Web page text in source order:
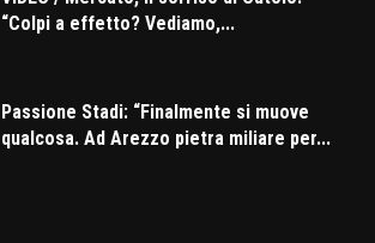
“Colpi a effetto? Vediamo,...
Passione Stadi: “Finalmente si muove
qualcosa. Ad Arezzo pietra miliare per...